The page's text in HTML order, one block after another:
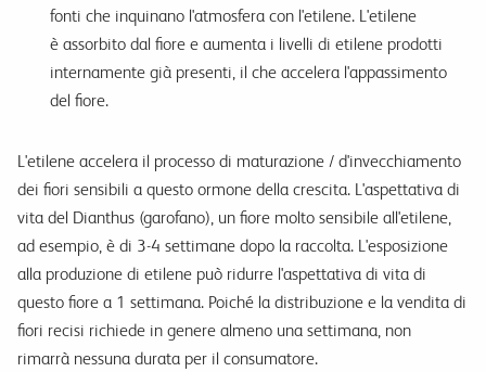
fonti che inquinano l'atmosfera con l'etilene. L'etilene
è assorbito dal fiore e aumenta i livelli di etilene prodotti
internamente già presenti, il che accelera l'appassimento
del fiore.
L'etilene accelera il processo di maturazione / d'invecchiamento
dei fiori sensibili a questo ormone della crescita. L'aspettativa di
vita del Dianthus (garofano), un fiore molto sensibile all'etilene,
ad esempio, è di 3-4 settimane dopo la raccolta. L'esposizione
alla produzione di etilene può ridurre l'aspettativa di vita di
questo fiore a 1 settimana. Poiché la distribuzione e la vendita di
fiori recisi richiede in genere almeno una settimana, non
rimarrà nessuna durata per il consumatore.